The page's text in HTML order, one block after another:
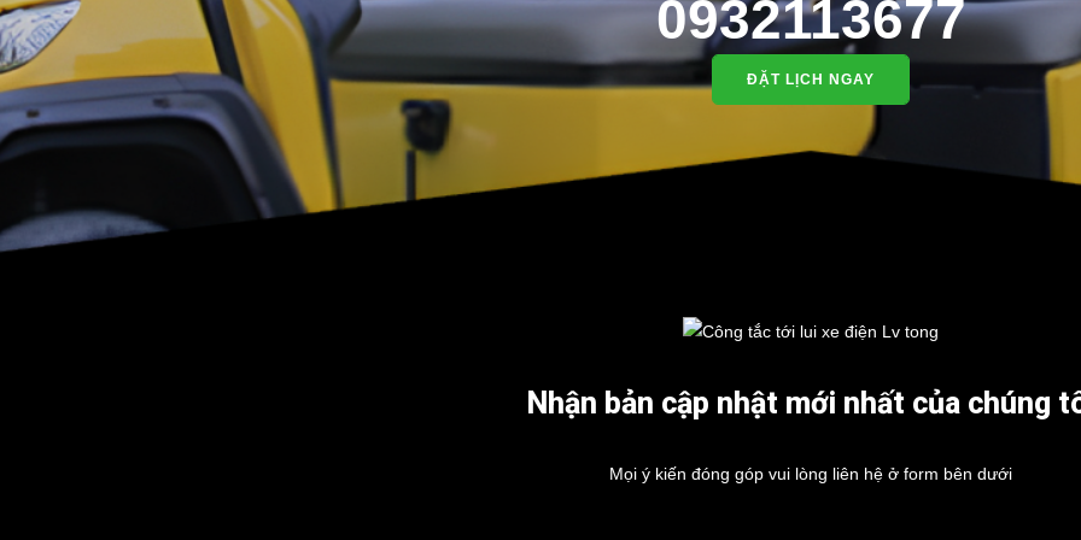
0932113677
ĐẶT LỊCH NGAY
Nhận bản cập nhật mới nhất của chúng
Mọi ý kiến đóng góp vui lòng liên hệ ở form bên dưới